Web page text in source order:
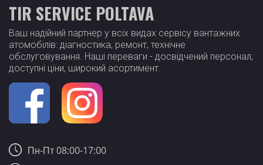
TIR SERVICE POLTAVA
Ваш надійний партнер у всіх видах сервісу вантажних
атомобілів: діагностика, ремонт, технічне
обслуговування. Наші переваги - досвідчений персонал,
доступні ціни, широкий асортимент.
Пн-Пт 08:00-17:00